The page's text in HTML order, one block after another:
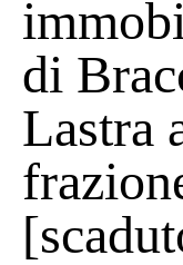
di
Lastra